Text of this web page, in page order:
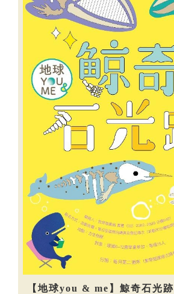
【地球you & me】鯨奇石光跡